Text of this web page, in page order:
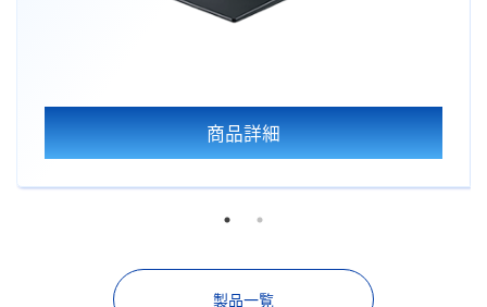
商品詳細
製品一覧